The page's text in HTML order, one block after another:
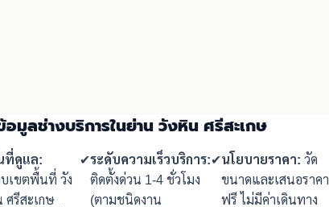
อมูลช่างบริการในย่าน วังหิน ศรีสะเกษ
ที่ดูแล:
เขตพื้นที่ วัง
ศรีสะเกษ
✔ระดับความเร็วบริการ:
ติดตั้งด่วน 1-4 ชั่วโมง
(ตามชนิดงาน
✔นโยบายราคา: วัด
ขนาดและเสนอราคา
ฟรี ไม่มีค่าเดินทาง